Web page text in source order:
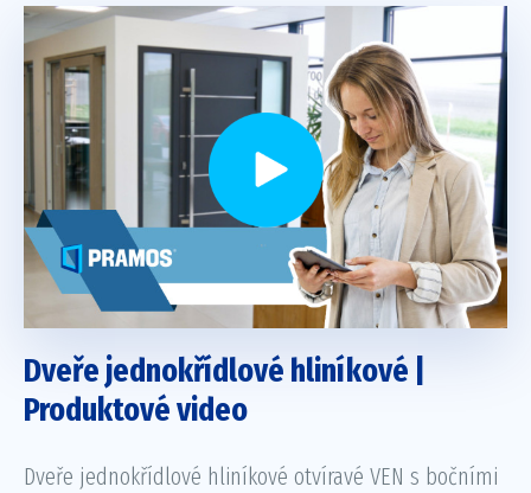
Dveře jednokřídlové hliníkové |
Produktové video
Dveře jednokřídlové hliníkové otvíravé VEN s bočními